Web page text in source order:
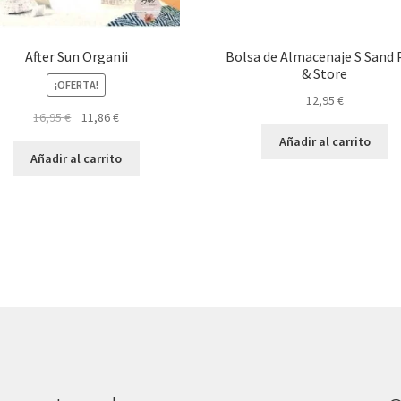
After Sun Organii
¡OFERTA!
16,95€
original
11,86€El
actual
Añadir al carrito
Bolsa de Almacenaje S Sand
& Store
12,95 €
Añadir al carrito